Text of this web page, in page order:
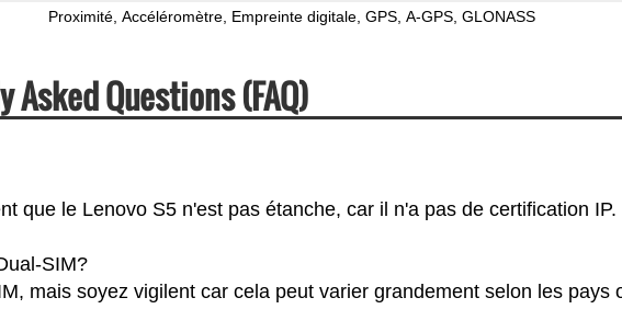
Proximité Accéléromètre Empreinte digitale GPS A-GPS GLONASS
Asked Questions (FAQ)
que le Lenovo S5 n'est pas étanche, car il n'a pas de certification IP.
SIM?
mais soyez vigilent car cela peut varier grandement selon les pays